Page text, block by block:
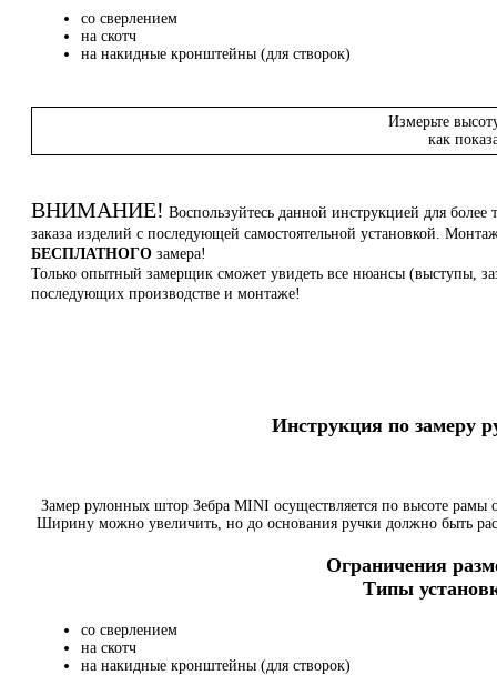
со сверлением
на скотч
на накидные кронштейны (для створок)
Измерьте
как
ВНИМАНИЕ! Воспользуйтесь данной инструкцией для
заказа изделий с последующей самостоятельной установкой.
БЕСПЛАТНОГО замера!
Только опытный замерщик сможет увидеть все нюансы (выступы,
последующих производстве и монтаже!
Инструкция по
Замер рулонных штор Зебра MINI осуществляется по высоте
Ширину можно увеличить, но до основания ручки должно быть
Ограничения
Типы
со сверлением
на скотч
на накидные кронштейны (для створок)